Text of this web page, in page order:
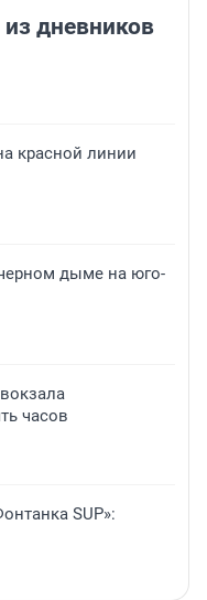
дневников
красной линии
дыме на юго-
часов
SUP»: